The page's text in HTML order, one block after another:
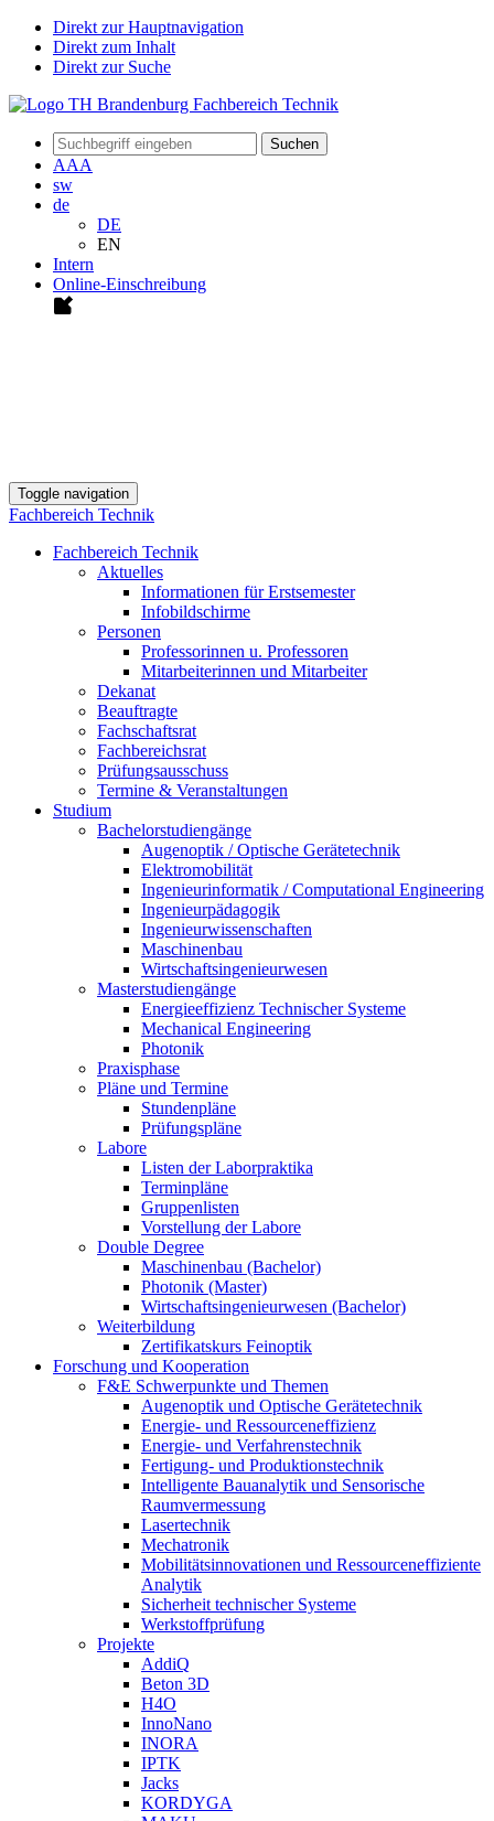
Direkt zur Hauptnavigation
Direkt zum Inhalt
Direkt zur Suche
Suchen
AAA
sw
de
DE
EN
Intern
Online-Einschreibung
Toggle navigation
Fachbereich Technik
Fachbereich Technik
Aktuelles
Informationen für Erstsemester
Infobildschirme
Personen
Professorinnen u. Professoren
Mitarbeiterinnen und Mitarbeiter
Dekanat
Beauftragte
Fachschaftsrat
Fachbereichsrat
Prüfungsausschuss
Termine & Veranstaltungen
Studium
Bachelorstudiengänge
Augenoptik / Optische Gerätetechnik
Elektromobilität
Ingenieurinformatik / Computational Engineering
Ingenieurpädagogik
Ingenieurwissenschaften
Maschinenbau
Wirtschaftsingenieurwesen
Masterstudiengänge
Energieeffizienz Technischer Systeme
Mechanical Engineering
Photonik
Praxisphase
Pläne und Termine
Stundenpläne
Prüfungspläne
Labore
Listen der Laborpraktika
Terminpläne
Gruppenlisten
Vorstellung der Labore
Double Degree
Maschinenbau (Bachelor)
Photonik (Master)
Wirtschaftsingenieurwesen (Bachelor)
Weiterbildung
Zertifikatskurs Feinoptik
Forschung und Kooperation
F&E Schwerpunkte und Themen
Augenoptik und Optische Gerätetechnik
Energie- und Ressourceneffizienz
Energie- und Verfahrenstechnik
Fertigung- und Produktionstechnik
Intelligente Bauanalytik und Sensorische
Raumvermessung
Lasertechnik
Mechatronik
Mobilitätsinnovationen und Ressourceneffiziente
Analytik
Sicherheit technischer Systeme
Werkstoffprüfung
Projekte
AddiQ
Beton 3D
H4O
InnoNano
INORA
IPTK
Jacks
KORDYGA